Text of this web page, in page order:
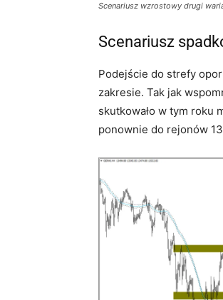
Scenariusz wzrostowy drugi
Scenariusz
Podejście do strefy
zakresie. Tak jak
skutkowało w tym roku
ponownie do rejonów